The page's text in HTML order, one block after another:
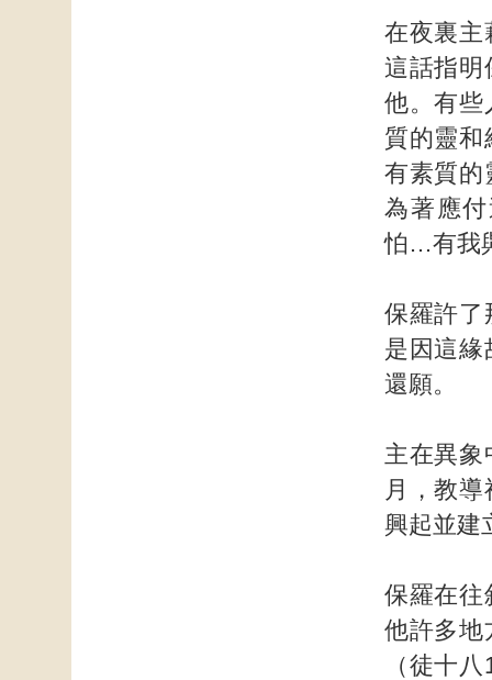
在夜裏主
這話指明
他。有些
質的靈和
有素質的
為著應
怕…有我
保羅許了
是因這緣
還願。
主在異象
月，教
興起並建
保羅在往
他許多地
（徒十